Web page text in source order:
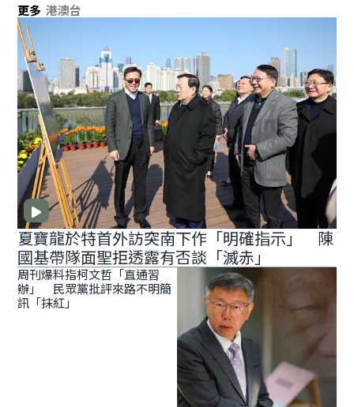
更多 港澳台
夏寶龍於特首外訪突南下作「明確指示」 陳
國基帶隊面聖拒透露有否談「滅赤」
周刊爆料指柯文哲「直通習
辦」 民眾黨批評來路不明簡
訊「抹紅」